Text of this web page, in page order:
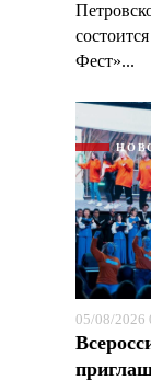
Фест»...
05/08/2026